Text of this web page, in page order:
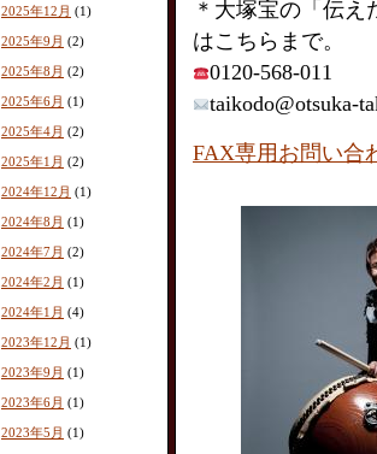
2025年12月 (1)
2025年9月 (2)
2025年8月 (2)
2025年6月 (1)
2025年4月 (2)
2025年1月 (2)
2024年12月 (1)
2024年8月 (1)
2024年7月 (2)
2024年2月 (1)
2024年1月 (4)
2023年12月 (1)
2023年9月 (1)
2023年6月 (1)
2023年5月 (1)
＊大塚宝の「伝
はこちらまで。
0120-568-011
taikodo@otsuka-
FAX専用お問い合